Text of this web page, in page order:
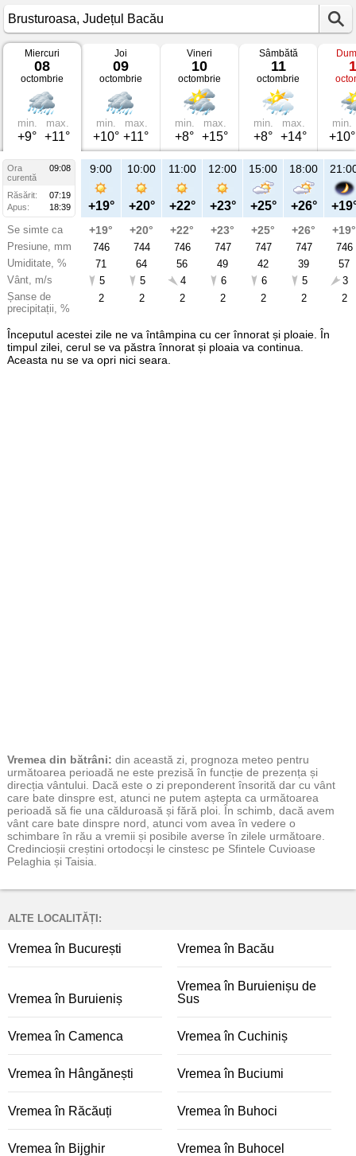
Vremea
Brusturoasa
octombrie
2025
Județul
Bacău
Miercuri
08
octombrie
min.
+9°
max.
+11°
Joi
09
octombrie
min.
+10°
max.
+11°
Vineri
10
octombrie
min.
+8°
max.
+15°
Sâmbătă
11
octombrie
min.
+8°
max.
+14°
min.
+10°
Ora
09:08
curentă
Răsărit:
07:19
Apus:
18:39
Se simte ca
Presiune, mm
Umiditate, %
Vânt, m/s
Șanse de
precipitații, %
9:00
+19°
+19°
746
71
5
2
10:00
+20°
+20°
744
64
5
2
11:00
+22°
+22°
746
56
4
2
12:00
+23°
+23°
747
49
6
2
15:00
+25°
+25°
747
42
6
2
18:00
+26°
+26°
747
39
5
2
+19°
746
57
3
2
Începutul acestei zile ne va întâmpina cu cer înnorat și ploaie. În
timpul zilei, cerul se va păstra înnorat și ploaia va continua.
Aceasta nu se va opri nici seara.
Vremea din bătrâni: din această zi, prognoza meteo pentru
următoarea perioadă ne este prezisă în funcție de prezența și
direcția vântului. Dacă este o zi preponderent însorită dar cu vânt
care bate dinspre est, atunci ne putem aștepta ca următoarea
perioadă să fie una călduroasă și fără ploi. În schimb, dacă avem
vânt care bate dinspre nord, atunci vom avea în vedere o
schimbare în rău a vremii și posibile averse în zilele următoare.
Credincioșii creștini ortodocși le cinstesc pe Sfintele Cuvioase
Pelaghia și Taisia.
ALTE LOCALITĂȚI:
Vremea în București Vremea în Bacău
Vremea în Buruieniș
Vremea în Buruienișu de
Sus
Vremea în Camenca Vremea în Cuchiniș
Vremea în Hângănești Vremea în Buciumi
Vremea în Răcăuți Vremea în Buhoci
Vremea în Bijghir Vremea în Buhocel